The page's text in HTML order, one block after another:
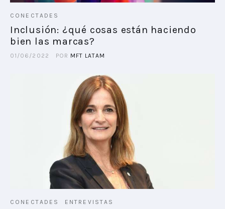
CONECTADES
Inclusión: ¿qué cosas están haciendo
bien las marcas?
01/06/2022 POR MFT LATAM
CONECTADES ENTREVISTAS